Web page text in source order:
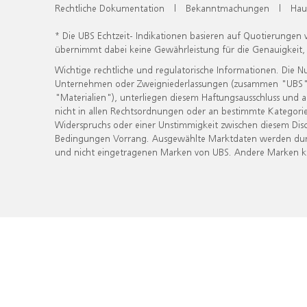
Rechtliche Dokumentation | Bekanntmachungen |
* Die UBS Echtzeit- Indikationen basieren auf
übernimmt dabei keine Gewährleistung für die
Wichtige rechtliche und regulatorische Informationen. Die
Unternehmen oder Zweigniederlassungen (zusammen
"Materialien"), unterliegen diesem Haftungsausschluss
nicht in allen Rechtsordnungen oder an bestimmte
Widerspruchs oder einer Unstimmigkeit zwischen diesem
Bedingungen Vorrang. Ausgewählte Marktdaten werden
und nicht eingetragenen Marken von UBS. Andere Marken